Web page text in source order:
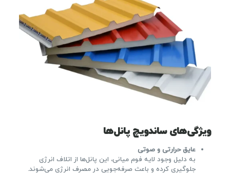
ویژگی‌های ساندویچ پانل‌ها
عایق حرارتی و صوتی
به دلیل وجود لایه فوم میانی، این پانل‌ها از اتلاف انرژی
جلوگیری کرده و باعث صرفه‌جویی در مصرف انرژی می‌شوند.